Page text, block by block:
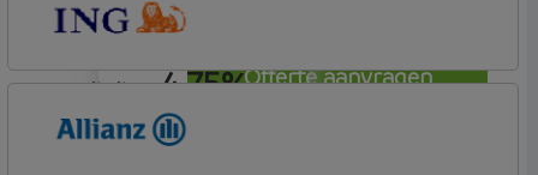
Offerte aanvragen
4,75%
Basis (Incl. Korting)
annuiteit
Basistarief